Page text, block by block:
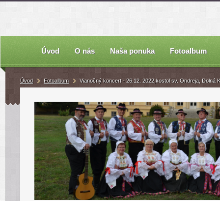
Úvod O nás Naša ponuka Fotoalbum
Úvod Fotoalbum Vianočný koncert - 26.12. 2022,kostol sv. Ondreja, Dolná